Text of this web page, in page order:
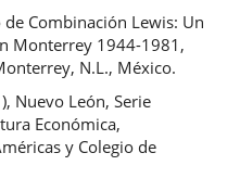
Combinación Lewis: Un
Monterrey 1944-1981,
N.L., México.
Nuevo León, Serie
Económica,
y Colegio de